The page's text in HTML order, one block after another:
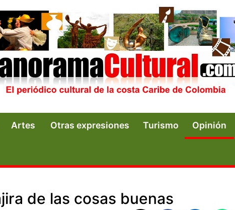
Artes Otras expresiones Turismo Opinión
de las cosas buenas